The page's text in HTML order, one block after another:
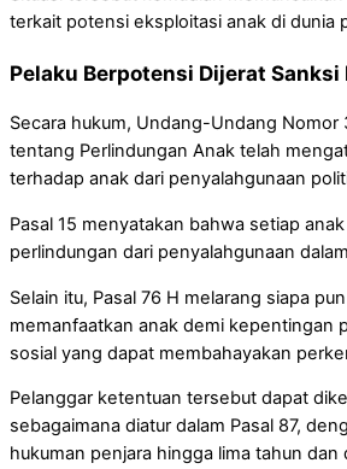
terkait potensi eksploitasi anak di dunia
Pelaku Berpotensi Dijerat Sanksi
Secara hukum, Undang-Undang Nomor
tentang Perlindungan Anak telah
terhadap anak dari penyalahgunaan
Pasal 15 menyatakan bahwa setiap
perlindungan dari penyalahgunaan
Selain itu, Pasal 76 H melarang siapa
memanfaatkan anak demi kepentingan
sosial yang dapat membahayakan
Pelanggar ketentuan tersebut dapat
sebagaimana diatur dalam Pasal 87,
hukuman penjara hingga lima tahun dan